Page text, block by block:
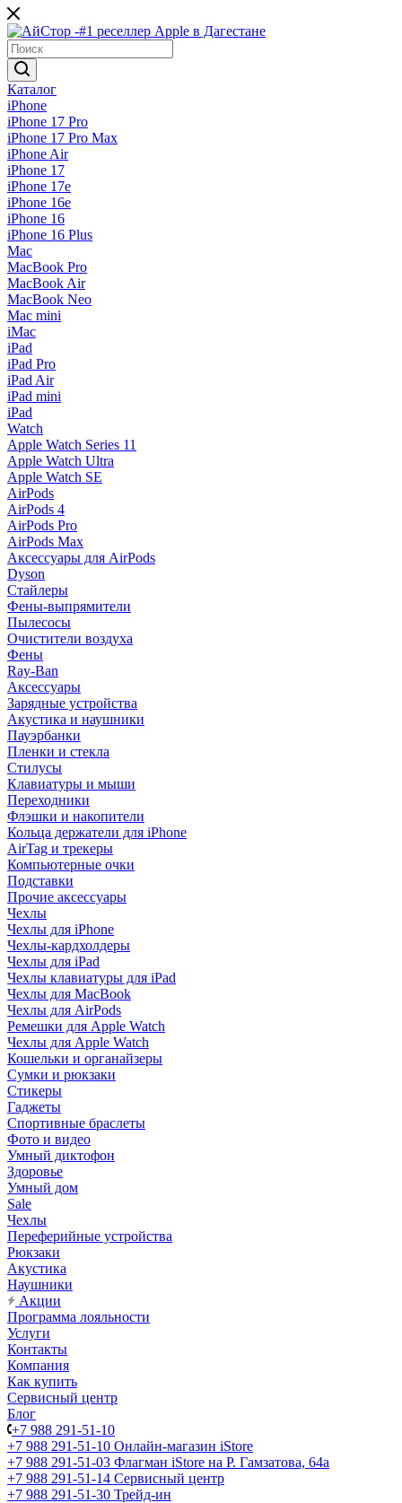
Каталог
iPhone
iPhone 17 Pro
iPhone 17 Pro Max
iPhone Air
iPhone 17
iPhone 17e
iPhone 16e
iPhone 16
iPhone 16 Plus
Mac
MacBook Pro
MacBook Air
MacBook Neo
Mac mini
iMac
iPad
iPad Pro
iPad Air
iPad mini
iPad
Watch
Apple Watch Series 11
Apple Watch Ultra
Apple Watch SE
AirPods
AirPods 4
AirPods Pro
AirPods Max
Аксессуары для AirPods
Dyson
Стайлеры
Фены-выпрямители
Пылесосы
Очистители воздуха
Фены
Ray-Ban
Аксессуары
Зарядные устройства
Акустика и наушники
Пауэрбанки
Пленки и стекла
Стилусы
Клавиатуры и мыши
Переходники
Флэшки и накопители
Кольца держатели для iPhone
AirTag и трекеры
Компьютерные очки
Подставки
Прочие аксессуары
Чехлы
Чехлы для iPhone
Чехлы-кардхолдеры
Чехлы для iPad
Чехлы клавиатуры для iPad
Чехлы для MacBook
Чехлы для AirPods
Ремешки для Apple Watch
Чехлы для Apple Watch
Кошельки и органайзеры
Сумки и рюкзаки
Стикеры
Гаджеты
Спортивные браслеты
Фото и видео
Умный диктофон
Здоровье
Умный дом
Sale
Чехлы
Переферийные устройства
Рюкзаки
Акустика
Наушники
Акции
Программа лояльности
Услуги
Контакты
Компания
Как купить
Сервисный центр
Блог
+7 988 291-51-10
+7 988 291-51-10 Онлайн-магазин iStore
+7 988 291-51-03 Флагман iStore на Р. Гамзатова, 64а
+7 988 291-51-14 Сервисный центр
+7 988 291-51-30 Трейд-ин